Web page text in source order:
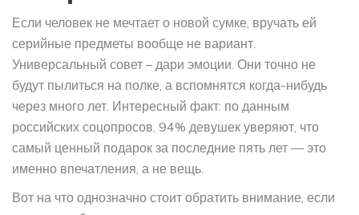
Если человек не мечтает о новой сумке, вручать ей
серийные предметы вообще не вариант.
Универсальный совет – дари эмоции. Они точно не
будут пылиться на полке, а вспомнятся когда-нибудь
через много лет. Интересный факт: по данным
российских соцопросов, 94% девушек уверяют, что
самый ценный подарок за последние пять лет — это
именно впечатления, а не вещь.
Вот на что однозначно стоит обратить внимание, если